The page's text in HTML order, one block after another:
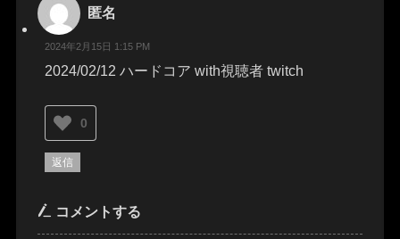
匿名
2024年2月15日 1:15 PM
2024/02/12 ハードコア with視聴者 twitch
0
返信
コメントする